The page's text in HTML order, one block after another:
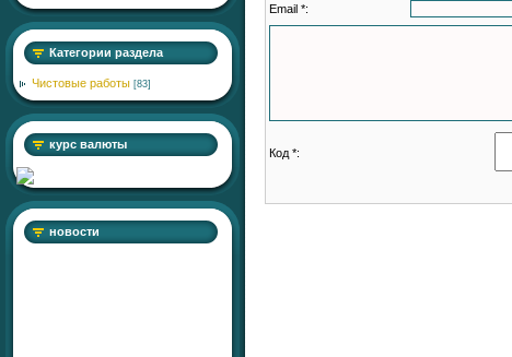
Категории раздела
Чистовые работы [83]
курс валюты
новости
Email *:
Код *: